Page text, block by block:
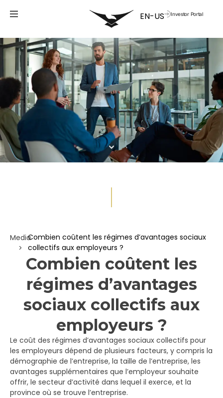
Investor Portal
Media
>
Combien coûtent les régimes d’avantages sociaux
collectifs aux employeurs ?
Combien coûtent les
régimes d’avantages
sociaux collectifs aux
employeurs ?
Le coût des régimes d’avantages sociaux collectifs pour
les employeurs dépend de plusieurs facteurs, y compris la
démographie de l’entreprise, la taille de l’entreprise, les
avantages supplémentaires que l’employeur souhaite
offrir, le secteur d’activité dans lequel il exerce, et la
province où se trouve l’entreprise.